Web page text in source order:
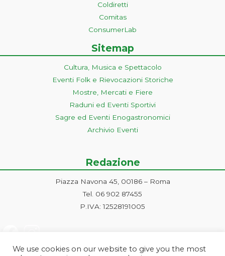
Coldiretti
Comitas
ConsumerLab
Sitemap
Cultura, Musica e Spettacolo
Eventi Folk e Rievocazioni Storiche
Mostre, Mercati e Fiere
Raduni ed Eventi Sportivi
Sagre ed Eventi Enogastronomici
Archivio Eventi
Redazione
Piazza Navona 45, 00186 – Roma
Tel. 06 902 87455
P.IVA: 12528191005
We use cookies on our website to give you the most